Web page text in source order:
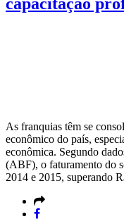
As franquias têm se
econômico do país,
econômica. Segundo
(ABF), o faturamento do
2014 e 2015, superando